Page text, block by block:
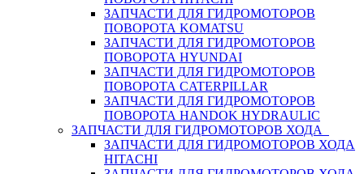
ЗАПЧАСТИ ДЛЯ ГИДРОМОТОРОВ
ПОВОРОТА KOMATSU
ЗАПЧАСТИ ДЛЯ ГИДРОМОТОРОВ
ПОВОРОТА HYUNDAI
ЗАПЧАСТИ ДЛЯ ГИДРОМОТОРОВ
ПОВОРОТА CATERPILLAR
ЗАПЧАСТИ ДЛЯ ГИДРОМОТОРОВ
ПОВОРОТА HANDOK HYDRAULIC
ЗАПЧАСТИ ДЛЯ ГИДРОМОТОРОВ ХОДА
ЗАПЧАСТИ ДЛЯ ГИДРОМОТОРОВ ХОДА
HITACHI